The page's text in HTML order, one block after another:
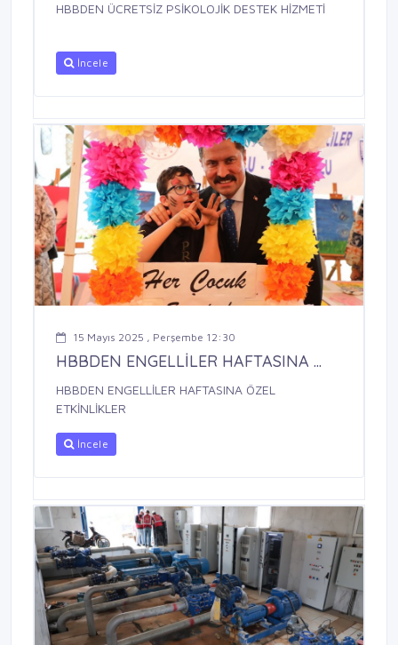
HBBDEN ÜCRETSİZ PSİKOLOJİK DESTEK HİZMETİ
İncele
15 Mayıs 2025 , Perşembe 12:30
HBBDEN ENGELLİLER HAFTASINA ...
HBBDEN ENGELLİLER HAFTASINA ÖZEL
ETKİNLİKLER
İncele